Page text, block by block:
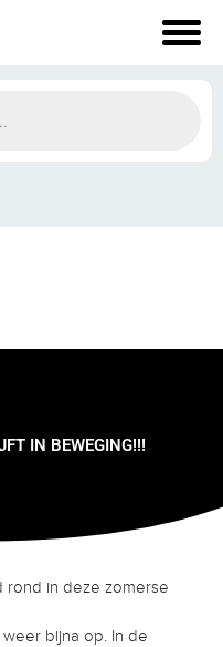
IN BEWEGING!!!
rond in deze zomerse
bijna op. In de